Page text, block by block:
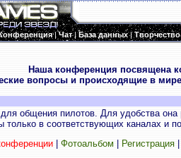
|Чат|База данных|Творчество
Наша конференция посвящена
вопросы и происходящие в
общения пилотов. Для удобства
только в соответствующих каналах и
| Фотоальбом Регистрация